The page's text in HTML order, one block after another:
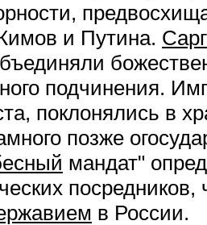
и Путина.
подчинения.
поклонялись в
позже
мандат"
посредников,
в России.